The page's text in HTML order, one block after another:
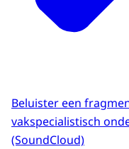
Beluister een
vakspecialistisch
(SoundCloud)